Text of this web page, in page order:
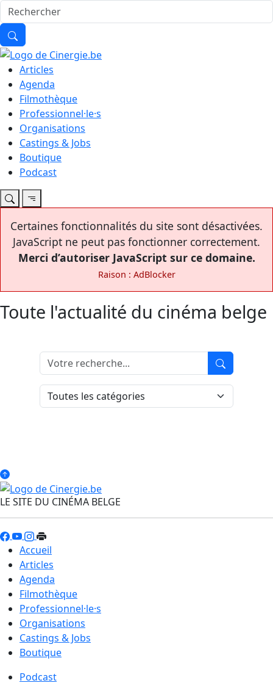
Articles
Agenda
Filmothèque
Professionnel·le·s
Organisations
Castings & Jobs
Boutique
Podcast
Certaines fonctionnalités du site sont désactivées.
JavaScript ne peut pas fonctionner correctement.
Merci d’autoriser JavaScript sur ce domaine.
Raison : AdBlocker
Toute l'actualité du cinéma belge
LE SITE DU CINÉMA BELGE
Accueil
Articles
Agenda
Filmothèque
Professionnel·le·s
Organisations
Castings & Jobs
Boutique
Podcast